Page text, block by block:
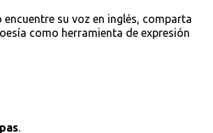
su voz en inglés, comparta
como herramienta de expresión
.